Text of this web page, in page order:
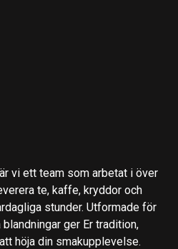
vi ett team som arbetat i över
te, kaffe, kryddor och
stunder. Utformade för
ger Er tradition,
höja din smakupplevelse.